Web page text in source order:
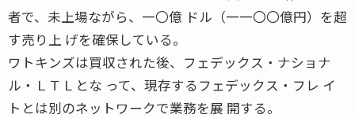
者で、未上場ながら、一〇億 ドル（一一〇〇億円）を超
す売り上 げを確保している。
ワトキンズは買収された後、フェデックス・ナショナ
ル・ＬＴＬとな って、現存するフェデックス・フレ イ
トとは別のネットワークで業務を展 開する。